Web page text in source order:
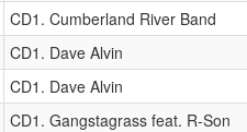
CD1. Cumberland River Band
CD1. Dave Alvin
CD1. Dave Alvin
CD1. Gangstagrass feat. R-Son